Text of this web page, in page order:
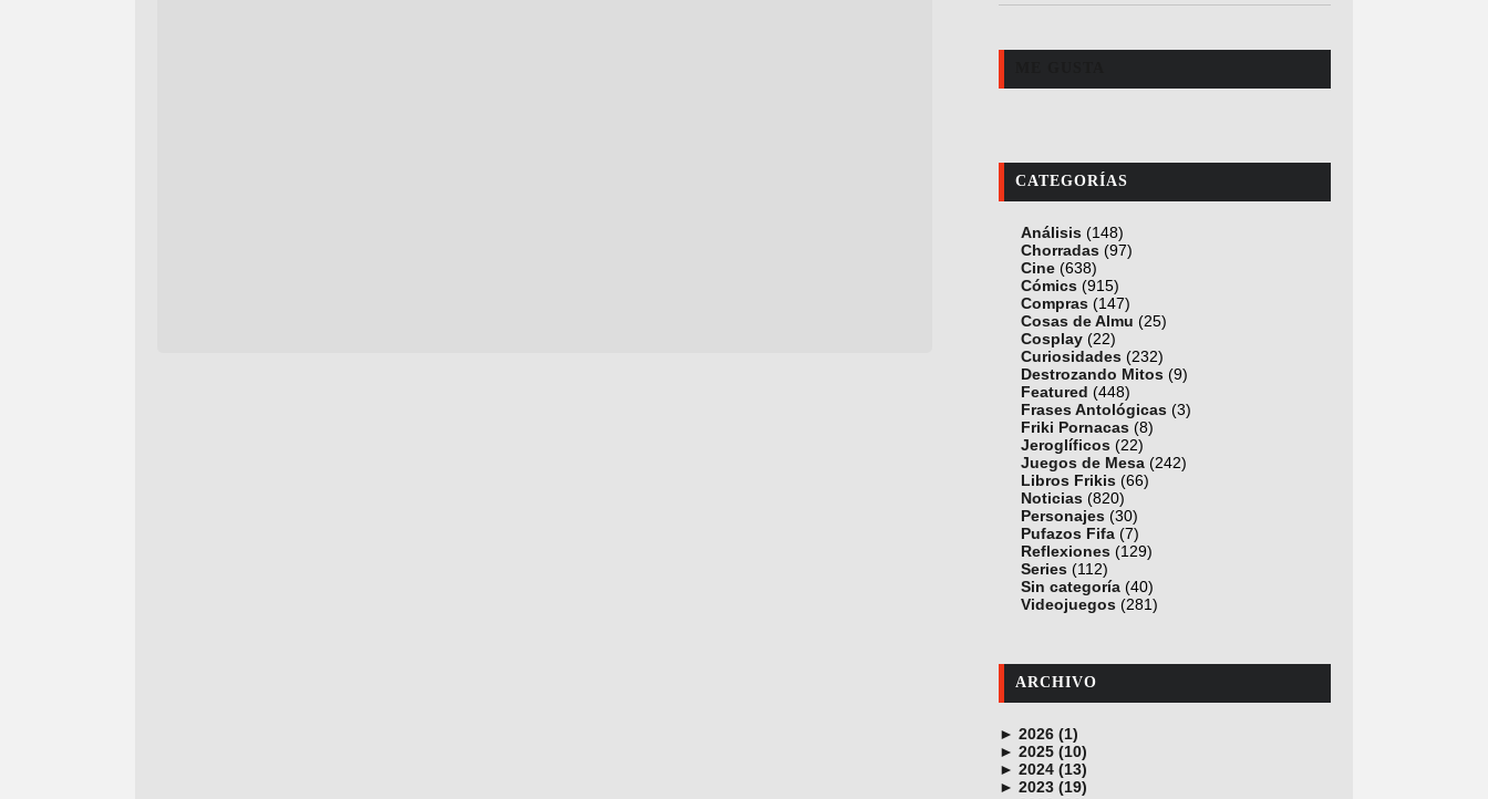
CATEGORÍAS
Análisis (148)
Chorradas (97)
Cine (638)
Cómics (915)
Compras (147)
Cosas de Almu (25)
Cosplay (22)
Curiosidades (232)
Destrozando Mitos (9)
Featured (448)
Frases Antológicas (3)
Friki Pornacas (8)
Jeroglíficos (22)
Juegos de Mesa (242)
Libros Frikis (66)
Noticias (820)
Personajes (30)
Pufazos Fifa (7)
Reflexiones (129)
Series (112)
Sin categoría (40)
Videojuegos (281)
ARCHIVO
► 2026 (1)
junio (1)
► 2025 (10)
noviembre (1)
octubre (1)
► 2024 (13)
diciembre (4)
► 2023 (19)